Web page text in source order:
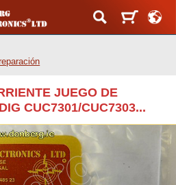
JUEGO DE
CUC7301/CUC7303...